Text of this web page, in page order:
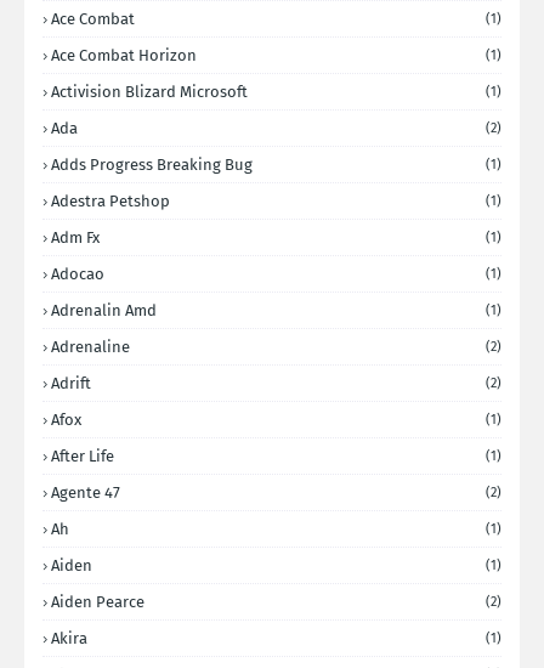
Ace Combat (1)
Ace Combat Horizon (1)
Activision Blizard Microsoft (1)
Ada (2)
Adds Progress Breaking Bug (1)
Adestra Petshop (1)
Adm Fx (1)
Adocao (1)
Adrenalin Amd (1)
Adrenaline (2)
Adrift (2)
Afox (1)
After Life (1)
Agente 47 (2)
Ah (1)
Aiden (1)
Aiden Pearce (2)
Akira (1)